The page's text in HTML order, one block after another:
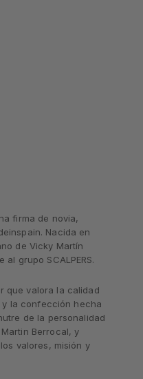
firma de novia,
Nacida en
de Vicky Martín
grupo SCALPERS.
que valora la calidad
y la confección hecha
de la personalidad
Berrocal, y
valores, misión y